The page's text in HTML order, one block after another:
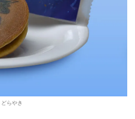
らやき